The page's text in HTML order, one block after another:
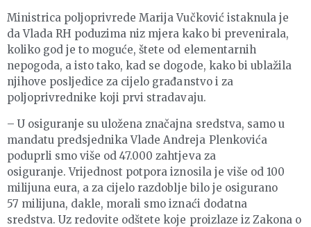
Ministrica poljoprivrede Marija Vučković istaknula je
da Vlada RH poduzima niz mjera kako bi prevenirala,
koliko god je to moguće, štete od elementarnih
nepogoda, a isto tako, kad se dogode, kako bi ublažila
njihove posljedice za cijelo građanstvo i za
poljoprivrednike koji prvi stradavaju.
– U osiguranje su uložena značajna sredstva, samo u
mandatu predsjednika Vlade Andreja Plenkovića
poduprli smo više od 47.000 zahtjeva za
osiguranje. Vrijednost potpora iznosila je više od 100
milijuna eura, a za cijelo razdoblje bilo je osigurano
57 milijuna, dakle, morali smo iznaći dodatna
sredstva. Uz redovite odštete koje proizlaze iz Zakona o